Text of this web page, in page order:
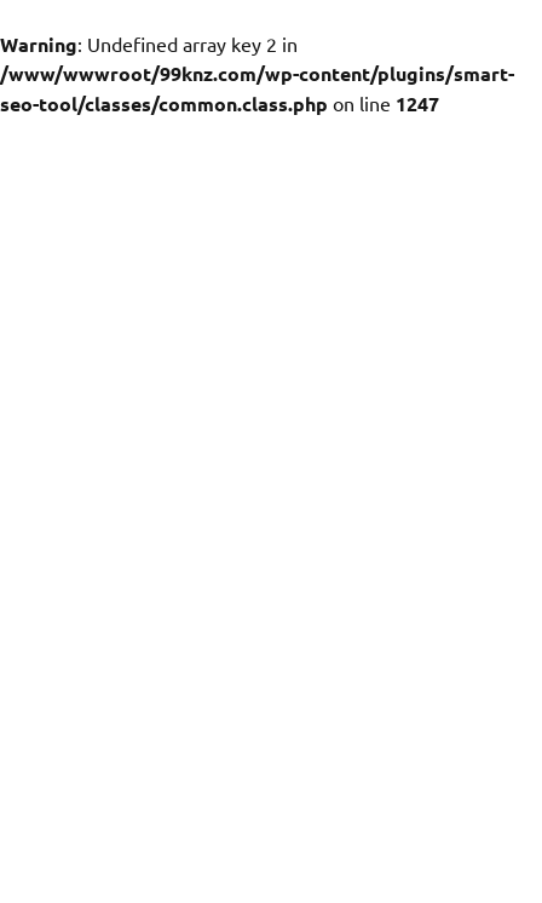
Warning: Undefined array key 2 in
/www/wwwroot/99knz.com/wp-content/plugins/smart-
seo-tool/classes/common.class.php on line 1247